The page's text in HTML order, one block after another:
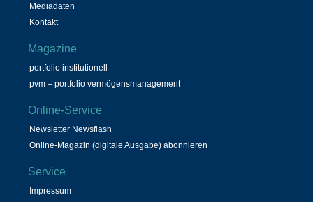
Mediadaten
Kontakt
Magazine
portfolio institutionell
pvm – portfolio vermögensmanagement
Online-Service
Newsletter Newsflash
Online-Magazin (digitale Ausgabe) abonnieren
Service
Impressum